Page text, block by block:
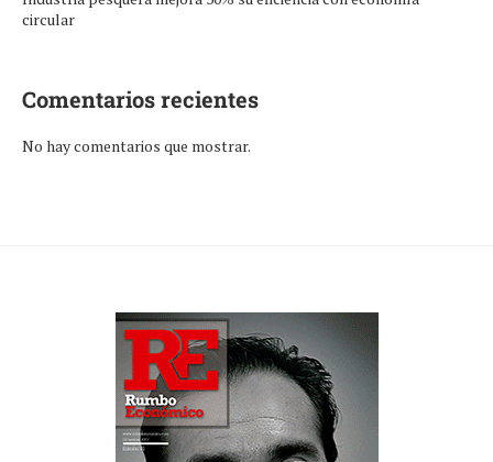
circular
Comentarios recientes
No hay comentarios que mostrar.